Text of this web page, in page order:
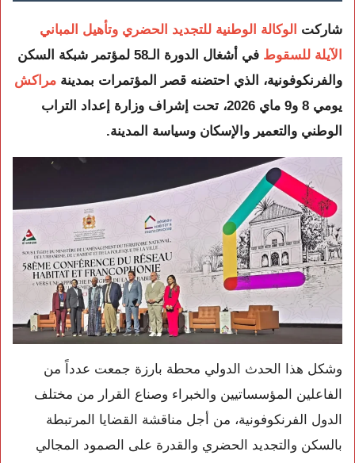
شاركت الوكالة الوطنية للتجديد الحضري وتأهيل المباني
الآيلة للسقوط
في أشغال الدورة الـ58 لمؤتمر شبكة السكن
والفرنكوفونية، الذي احتضنه قصر المؤتمرات بمدينة مراكش
يومي 8 و9 ماي 2026 ، تحت إشراف وزارة إعداد التراب
الوطني والتعمير والإسكان وسياسة المدينة.
وشكل هذا الحدث الدولي محطة بارزة جمعت عدداً من
الفاعلين المؤسساتيين والخبراء وصناع القرار من مختلف
الدول الفرنكوفونية، من أجل مناقشة القضايا المرتبطة
بالسكن والتجديد الحضري والقدرة على الصمود المجالي